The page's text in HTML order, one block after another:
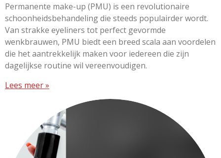
Permanente make-up (PMU) is een revolutionaire
schoonheidsbehandeling die steeds populairder wordt.
Van strakke eyeliners tot perfect gevormde
wenkbrauwen, PMU biedt een breed scala aan voordelen
die het aantrekkelijk maken voor iedereen die zijn
dagelijkse routine wil vereenvoudigen.
Lees meer »